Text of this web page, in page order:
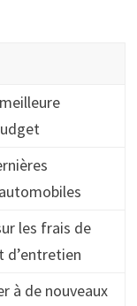
les frais de
d’entretien
à de nouveaux